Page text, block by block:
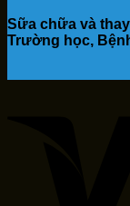
Sữa chữa và
Trường học,